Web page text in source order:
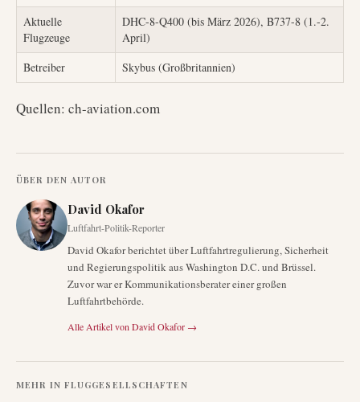
Aktuelle
Flugzeuge
DHC-8-Q400 (bis März 2026), B737-8 (1.-2.
April)
Betreiber
Skybus (Großbritannien)
Quellen: ch-aviation.com
ÜBER DEN AUTOR
David Okafor
Luftfahrt-Politik-Reporter
David Okafor berichtet über Luftfahrtregulierung, Sicherheit
und Regierungspolitik aus Washington D.C. und Brüssel.
Zuvor war er Kommunikationsberater einer großen
Luftfahrtbehörde.
Alle Artikel von David Okafor →
MEHR IN FLUGGESELLSCHAFTEN